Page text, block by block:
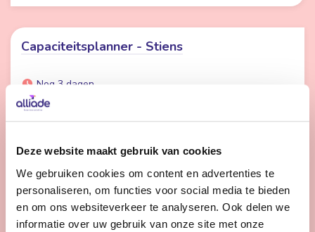
Deze website maakt gebruik van cookies
We gebruiken cookies om content en advertenties te
personaliseren, om functies voor social media te bieden
en om ons websiteverkeer te analyseren. Ook delen we
informatie over uw gebruik van onze site met onze
Capaciteitsplanner - Stiens
Nog 3 dagen
Stiens
28 - 32 uur | Voltijds, Onbepaalde tijd
een stap verder dan de dagelijkse praktijk?
Bekijk vacature